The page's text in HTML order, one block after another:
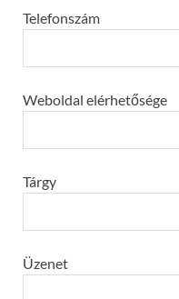
Telefonszám
Weboldal elérhetősége
Tárgy
Üzenet